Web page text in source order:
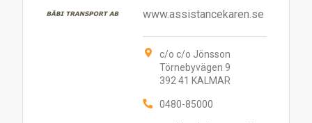
www.assistancekaren.se
c/o c/o Jönsson
Törnebyvägen 9
392 41 KALMAR
0480-85000